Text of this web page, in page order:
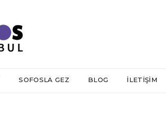
SOFOSLA GEZ BLOG İLETİŞİM